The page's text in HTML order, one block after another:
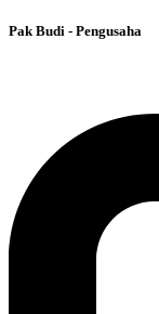
Pak Budi - Pengusaha